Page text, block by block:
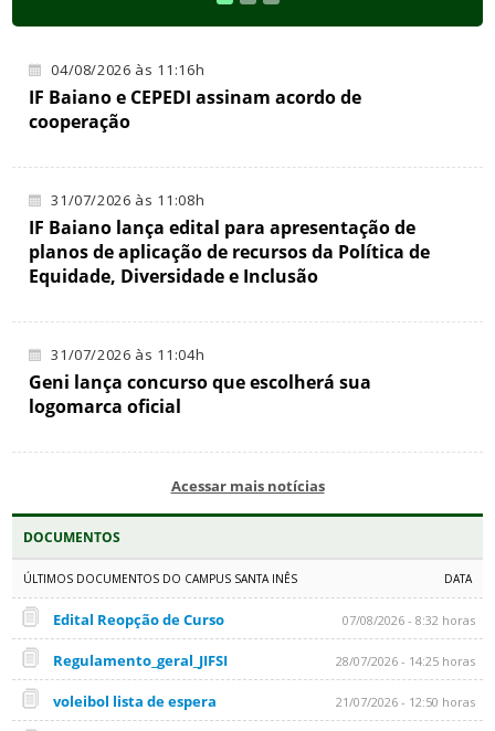
04/08/2026 às 11:16h
IF Baiano e CEPEDI assinam acordo de
cooperação
31/07/2026 às 11:08h
IF Baiano lança edital para apresentação de
planos de aplicação de recursos da Política de
Equidade, Diversidade e Inclusão
31/07/2026 às 11:04h
Geni lança concurso que escolherá sua
logomarca oficial
Acessar mais notícias
DOCUMENTOS
ÚLTIMOS DOCUMENTOS DO CAMPUS SANTA INÊS DATA
Edital Reopção de Curso 07/08/2026 - 8:32 horas
Regulamento_geral_JIFSI 28/07/2026 - 14:25 horas
voleibol lista de espera 21/07/2026 - 12:50 horas